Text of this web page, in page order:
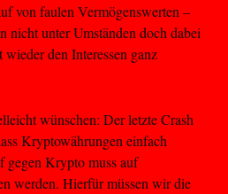
von faulen Vermögenswerten –
nicht unter Umständen doch dabei
den Interessen ganz
wünschen: Der letzte Crash
Kryptowährungen einfach
gegen Krypto muss auf
werden. Hierfür müssen wir die